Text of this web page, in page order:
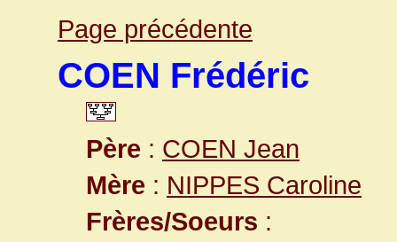
Page précédente
COEN Frédéric
Père : COEN Jean
Mère : NIPPES Caroline
Frères/Soeurs :